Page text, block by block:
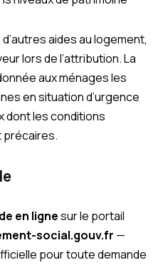
aides au logement,
lors de l’attribution. La
aux ménages les
en situation d’urgence
dont les conditions
précaires.
en lignesur le portail
social.gouv.fr —
pour toute demande